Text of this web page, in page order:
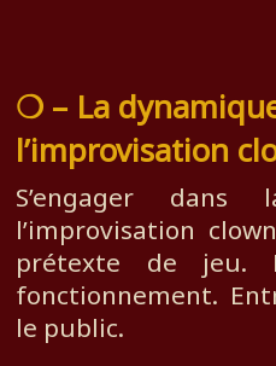
❍ – La
l’improvisation
S’engager
l’improvisation
prétexte de jeu.
fonctionnement.
le public.